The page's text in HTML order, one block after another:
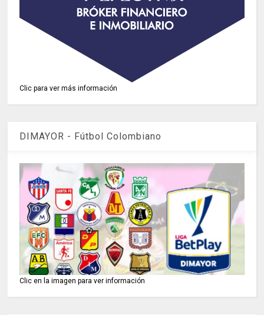
Clic para ver más información
DIMAYOR - Fútbol Colombiano
Clic en la imagen para ver información